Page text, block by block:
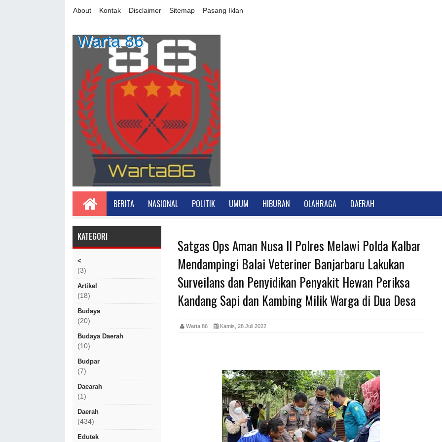
About Kontak Disclaimer Sitemap Pasang Iklan
Warta 86
BERITA NASIONAL POLITIK UMUM HIBURAN OLAHRAGA DAERAH
KATEGORI
<
(3)
Artikel
(18)
Budaya
(20)
Budaya Daerah
(10)
Budpar
(7)
Daearah
(1)
Daerah
(434)
Edutek
Satgas Ops Aman Nusa II Polres Melawi Polda Kalbar
Mendampingi Balai Veteriner Banjarbaru Lakukan
Surveilans dan Penyidikan Penyakit Hewan Periksa
Kandang Sapi dan Kambing Milik Warga di Dua Desa
Warta 86 Kamis, 28 Juli 2022